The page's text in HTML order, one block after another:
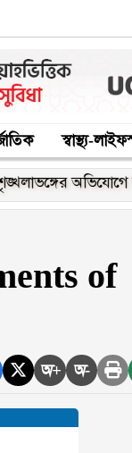
স্বাস্থ্য-
অভিযোগে
of
অ+ অ-